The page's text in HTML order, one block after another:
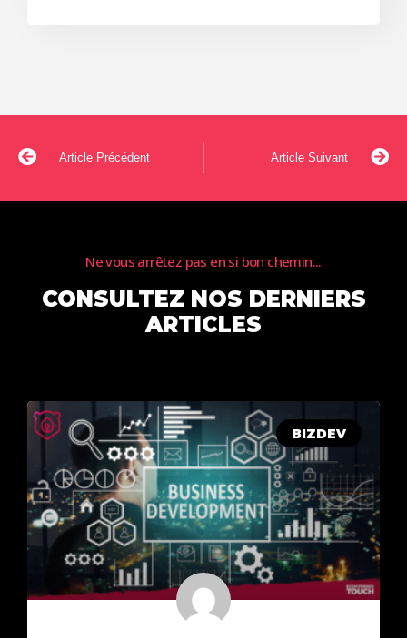
Article Précédent Article Suivant
Ne vous arrêtez pas en si bon chemin...
CONSULTEZ NOS DERNIERS
ARTICLES
BIZDEV